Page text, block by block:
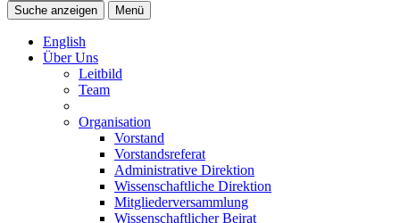
Suche anzeigen
Menü
English
Über Uns
Leitbild
Team
Organisation
Vorstand
Vorstandsreferat
Administrative Direktion
Wissenschaftliche Direktion
Mitgliederversammlung
Wissenschaftlicher Beirat